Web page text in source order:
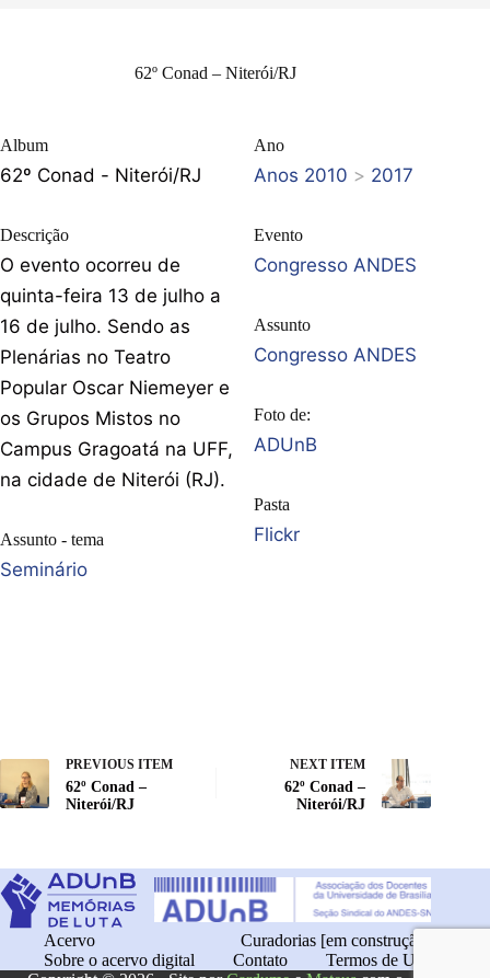
62º Conad – Niterói/RJ
Album
62º Conad - Niterói/RJ
Descrição
O evento ocorreu de
quinta-feira 13 de julho a
16 de julho. Sendo as
Plenárias no Teatro
Popular Oscar Niemeyer e
os Grupos Mistos no
Campus Gragoatá na UFF,
na cidade de Niterói (RJ).
Assunto - tema
Seminário
Ano
Anos 2010 > 2017
Evento
Congresso ANDES
Assunto
Congresso ANDES
Foto de:
ADUnB
Pasta
Flickr
PREVIOUS ITEM
62º Conad –
Niterói/RJ
NEXT ITEM
62º Conad –
Niterói/RJ
Acervo
Curadorias [em construção]
Sobre o acervo digital
Contato
Termos de Uso